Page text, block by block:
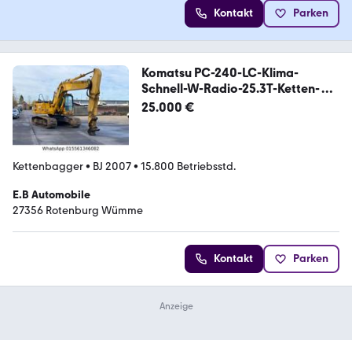
Kontakt Parken
Komatsu PC-240-LC-Klima-
Schnell-W-Radio-25.3T-Ketten-
Top
25.000 €
Kettenbagger• BJ 2007• 15.800 Betriebsstd.
E.B Automobile
27356 Rotenburg Wümme
Kontakt Parken